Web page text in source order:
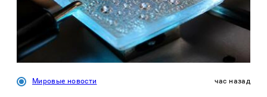
Мировые новости час назад